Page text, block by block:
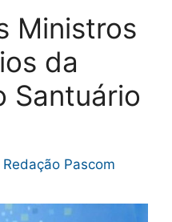
Ministros
da
Santuário
Redação Pascom